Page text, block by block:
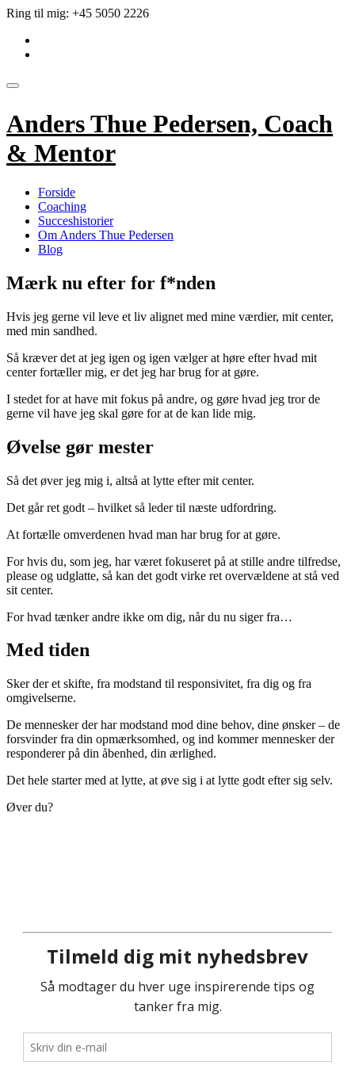
Videre
indhold
Ring til mig: +45 5050 2226
Skift
Anders Thue Pedersen, Coach
& Mentor
Forside
Coaching
Succeshistorier
Om Anders Thue Pedersen
Blog
Mærk nu efter for f*nden
Hvis jeg gerne vil leve et liv alignet med mine værdier, mit center,
med min sandhed.
Så kræver det at jeg igen og igen vælger at høre efter hvad mit
center fortæller mig, er det jeg har brug for at gøre.
I stedet for at have mit fokus på andre, og gøre hvad jeg tror de
gerne vil have jeg skal gøre for at de kan lide mig.
Øvelse gør mester
Så det øver jeg mig i, altså at lytte efter mit center.
Det går ret godt – hvilket så leder til næste udfordring.
At fortælle omverdenen hvad man har brug for at gøre.
For hvis du, som jeg, har været fokuseret på at stille andre tilfredse,
please og udglatte, så kan det godt virke ret overvældene at stå ved
sit center.
For hvad tænker andre ikke om dig, når du nu siger fra…
Med tiden
Sker der et skifte, fra modstand til responsivitet, fra dig og fra
omgivelserne.
De mennesker der har modstand mod dine behov, dine ønsker – de
forsvinder fra din opmærksomhed, og ind kommer mennesker der
responderer på din åbenhed, din ærlighed.
Det hele starter med at lytte, at øve sig i at lytte godt efter sig selv.
Øver du?